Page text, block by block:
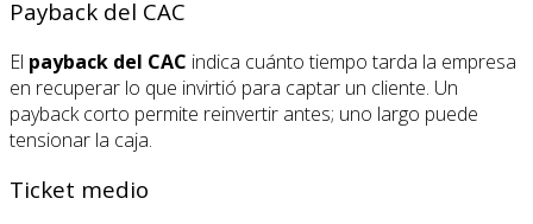
Payback del CAC
El payback del CAC indica cuánto tiempo tarda la empresa
en recuperar lo que invirtió para captar un cliente. Un
payback corto permite reinvertir antes; uno largo puede
tensionar la caja.
Ticket medio